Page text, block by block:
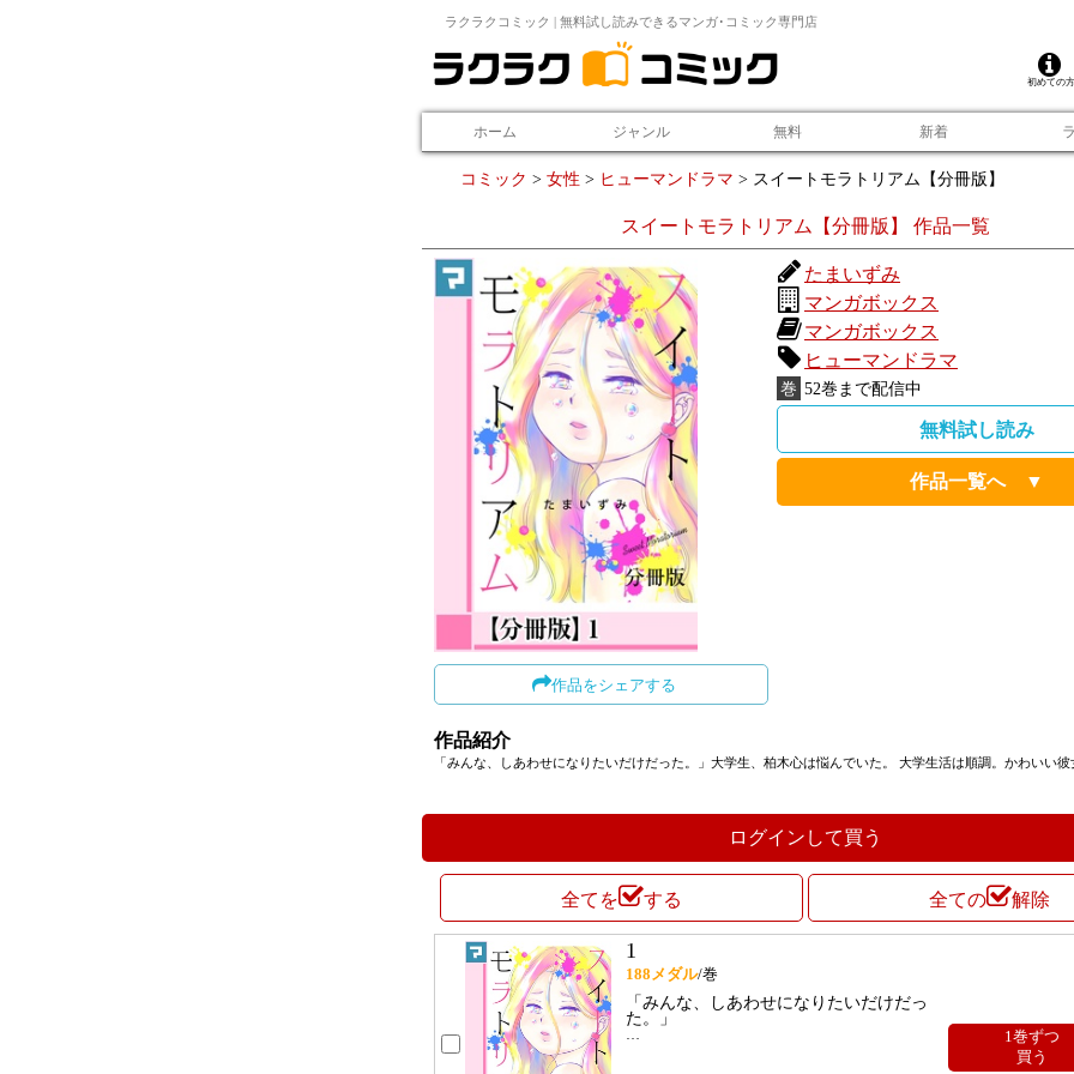
ラクラクコミック | 無料試し読みできるマンガ･コミック専門店
初めての
ホーム ジャンル 無料 新着
コミック > 女性 > ヒューマンドラマ > スイートモラトリアム【分冊版】
スイートモラトリアム【分冊版】 作品一覧
作品をシェアする
たまいずみ
マンガボックス
マンガボックス
ヒューマンドラマ
巻 52巻まで配信中
無料試し読み
作品一覧へ ▼
作品紹介
「みんな、しあわせになりたいだけだった。」大学生、柏木心は悩んでいた。 大学生活は順調。かわいい彼
ログインして買う
全てを する 全ての 解除
1
188メダル/巻
「みんな、しあわせになりたいだけだっ
た。」
…
1巻ずつ
買う